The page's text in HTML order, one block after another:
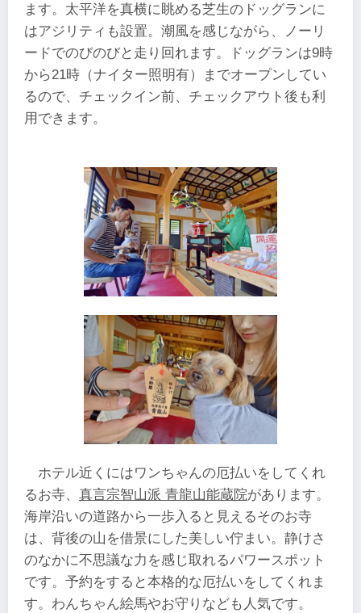
ます。太平洋を真横に眺める芝生のドッグランに
はアジリティも設置。潮風を感じながら、ノーリ
ードでのびのびと走り回れます。ドッグランは9時
から21時（ナイター照明有）までオープンしてい
るので、チェックイン前、チェックアウト後も利
用できます。
ホテル近くにはワンちゃんの厄払いをしてくれ
るお寺、 真言宗智山派 青龍山能蔵院があります。
海岸沿いの道路から一歩入ると見えるそのお寺
は、背後の山を借景にした美しい佇まい。静けさ
のなかに不思議な力を感じ取れるパワースポット
です。予約をすると本格的な厄払いをしてくれま
す。わんちゃん絵馬やお守りなども人気です。